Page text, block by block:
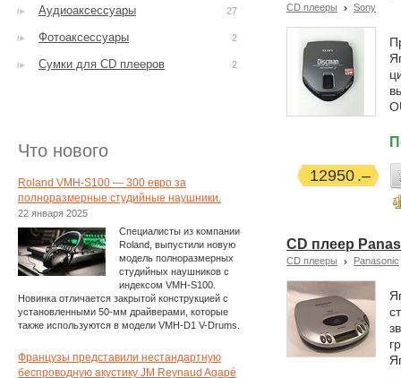
CD плееры Sony
12950
CD плеер
CD плееры Panasonic
Аудиоаксессуары 27
Фотоаксессуары 2
Сумки для CD плееров 2
Что нового
Roland VMH-S100 — 300 евро за
полноразмерные студийные наушники.
22 января 2025
Специалисты из компании
Roland, выпустили новую
модель полноразмерных
студийных наушников с
индексом VMH-S100.
Новинка отличается закрытой конструкцией с
установленными 50-мм драйверами, которые
также используются в модели VMH-D1 V-Drums.
Французы представили нестандартную
беспроводную акустику JM Reynaud Agapé